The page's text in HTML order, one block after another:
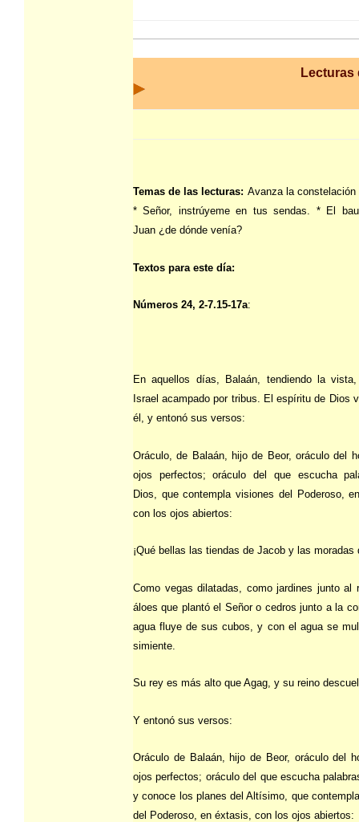
Lecturas
Temas de las lecturas: Avanza la constelación
* Señor, instrúyeme en tus sendas. * El
Juan ¿de dónde venía?
Textos para este día:
Números 24, 2-7.15-17a:
En aquellos días, Balaán, tendiendo la
Israel acampado por tribus. El espíritu de Dios
él, y entonó sus versos:
Oráculo, de Balaán, hijo de Beor, oráculo del
ojos perfectos; oráculo del que escucha
Dios, que contempla visiones del Poderoso,
con los ojos abiertos:
¡Qué bellas las tiendas de Jacob y las moradas
Como vegas dilatadas, como jardines junto al
áloes que plantó el Señor o cedros junto a la
agua fluye de sus cubos, y con el agua se
simiente.
Su rey es más alto que Agag, y su reino
Y entonó sus versos:
Oráculo de Balaán, hijo de Beor, oráculo del
ojos perfectos; oráculo del que escucha
y conoce los planes del Altísimo, que
del Poderoso, en éxtasis, con los ojos abiertos: